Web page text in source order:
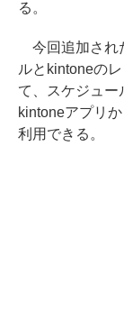
る。
今回追加され
ルとkintoneの
て、スケジュー
kintoneアプリ
利用できる。